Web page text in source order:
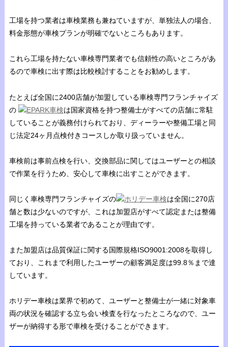
工場を持つ業者は車検業務も兼ねていますが、単独法人の場合、
料金形態が車検プランが明確でないところもあります。
これら工場を持たない車検専門業者でも信頼性の高いところがあ
るので車検に出す際は比較検討することをお勧めします。
たとえば全国に2400店舗が加盟している車検専門フランチャイズ
の
EPARK車検は国家資格を持つ整備士がすべての店舗に常駐
していることが義務付けられており、ディーラーや整備工場と同
じ法定24ヶ月点検付きコースしか取り扱っていません。
車検前は事前点検を行い、交換部品に関してはユーザーとの相談
で作業を行うため、安心して車検に出すことができます。
同じく車検専門フランチャイズの ホリデー車検は全国に270店
舗と数は少ないのですが、これは加盟店がすべて認定または整備
工場を持っている業者であることが理由です。
また加盟店は品質保証に関する国際規格ISO9001:2008を取得し
ており、これまで利用したユーザーの顧客満足度は99.8％まで達
しています。
ホリデー車検は業界で初めて、ユーザーと整備士が一緒に対象車
両の状況を確認する立ち会い検査を行なったところなので、ユー
ザーが納得する形で車検を受けることができます。